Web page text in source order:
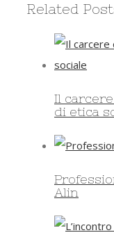
Related
Il
di etica
Alin